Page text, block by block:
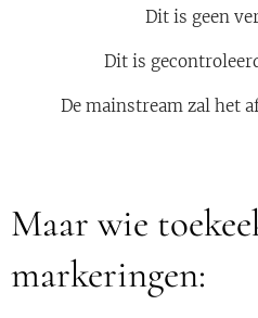
Dit is geen
Dit is
De mainstream zal het
Maar wie
markeringen: